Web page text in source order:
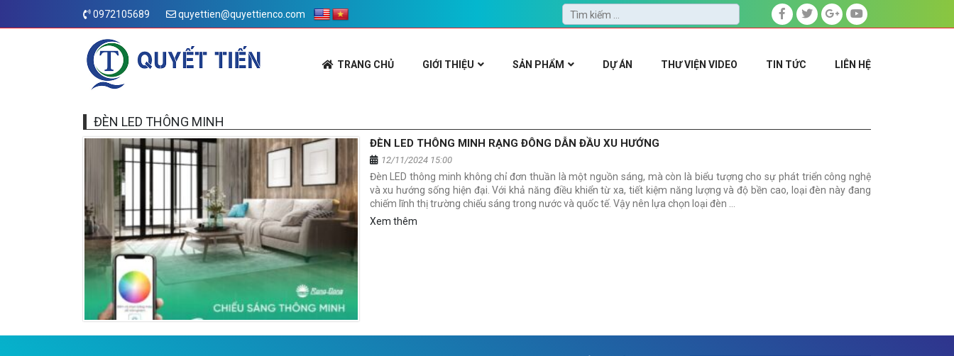
0972105689 quyettien@quyettienco.com
TRANG CHỦ GIỚI THIỆU SẢN PHẨM DỰ ÁN THƯ VIỆN VIDEO TIN TỨC LIÊN HỆ
ĐÈN LED THÔNG MINH​
ĐÈN LED THÔNG MINH RẠNG ĐÔNG DẪN ĐẦU XU HƯỚNG
12/11/2024 15:00
Đèn LED thông minh không chỉ đơn thuần là một nguồn sáng, mà còn là biểu tượng cho sự phát triển công nghệ
và xu hướng sống hiện đại. Với khả năng điều khiển từ xa, tiết kiệm năng lượng và độ bền cao, loại đèn này đang
chiếm lĩnh thị trường chiếu sáng trong nước và quốc tế. Vậy nên lựa chọn loại đèn …
Xem thêm